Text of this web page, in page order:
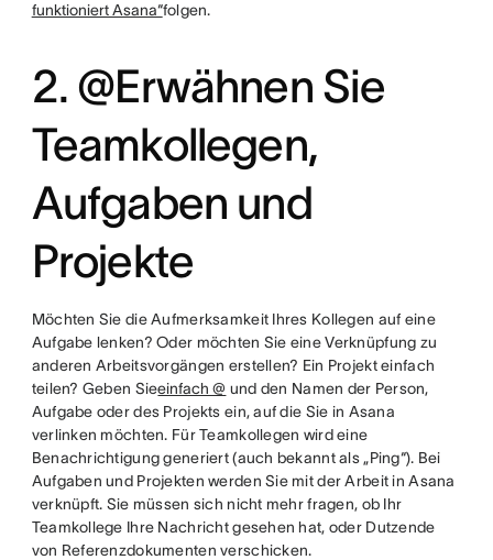
funktioniert Asana“folgen.
2. @Erwähnen Sie
Teamkollegen,
Aufgaben und
Projekte
Möchten Sie die Aufmerksamkeit Ihres Kollegen auf eine
Aufgabe lenken? Oder möchten Sie eine Verknüpfung zu
anderen Arbeitsvorgängen erstellen? Ein Projekt einfach
teilen? Geben Sieeinfach @ und den Namen der Person,
Aufgabe oder des Projekts ein, auf die Sie in Asana
verlinken möchten. Für Teamkollegen wird eine
Benachrichtigung generiert (auch bekannt als „Ping“). Bei
Aufgaben und Projekten werden Sie mit der Arbeit in Asana
verknüpft. Sie müssen sich nicht mehr fragen, ob Ihr
Teamkollege Ihre Nachricht gesehen hat, oder Dutzende
von Referenzdokumenten verschicken.